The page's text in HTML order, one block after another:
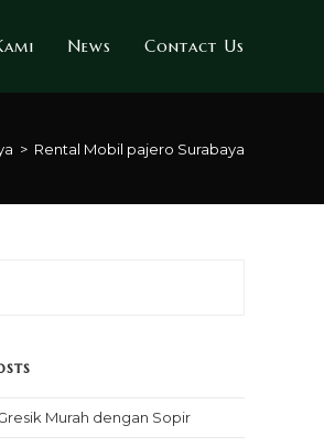
News Contact Us
> Rental Mobil pajero Surabaya
Murah dengan Sopir